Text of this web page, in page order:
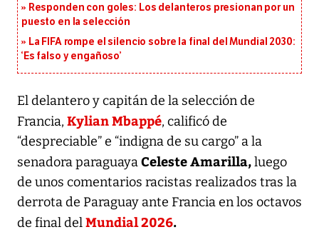
Responden con goles: Los delanteros presionan por un
puesto en la selección
La FIFA rompe el silencio sobre la final del Mundial 2030:
‘Es falso y engañoso’
El delantero y capitán de la selección de
Francia, Kylian Mbappé, calificó de
“despreciable” e “indigna de su cargo” a la
senadora paraguayaCeleste Amarilla,luego
de unos comentarios racistas realizados tras la
derrota de Paraguay ante Francia en los octavos
de final delMundial 2026.